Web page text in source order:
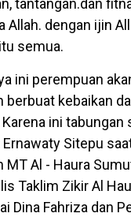
tantangan.dan
Allah. dengan ijin
semua.
ini perempuan
berbuat kebaikan
ini tabungan
Ernawaty Sitepu
MT Al - Haura
Taklim Zikir Al
Dina Fahriza dan